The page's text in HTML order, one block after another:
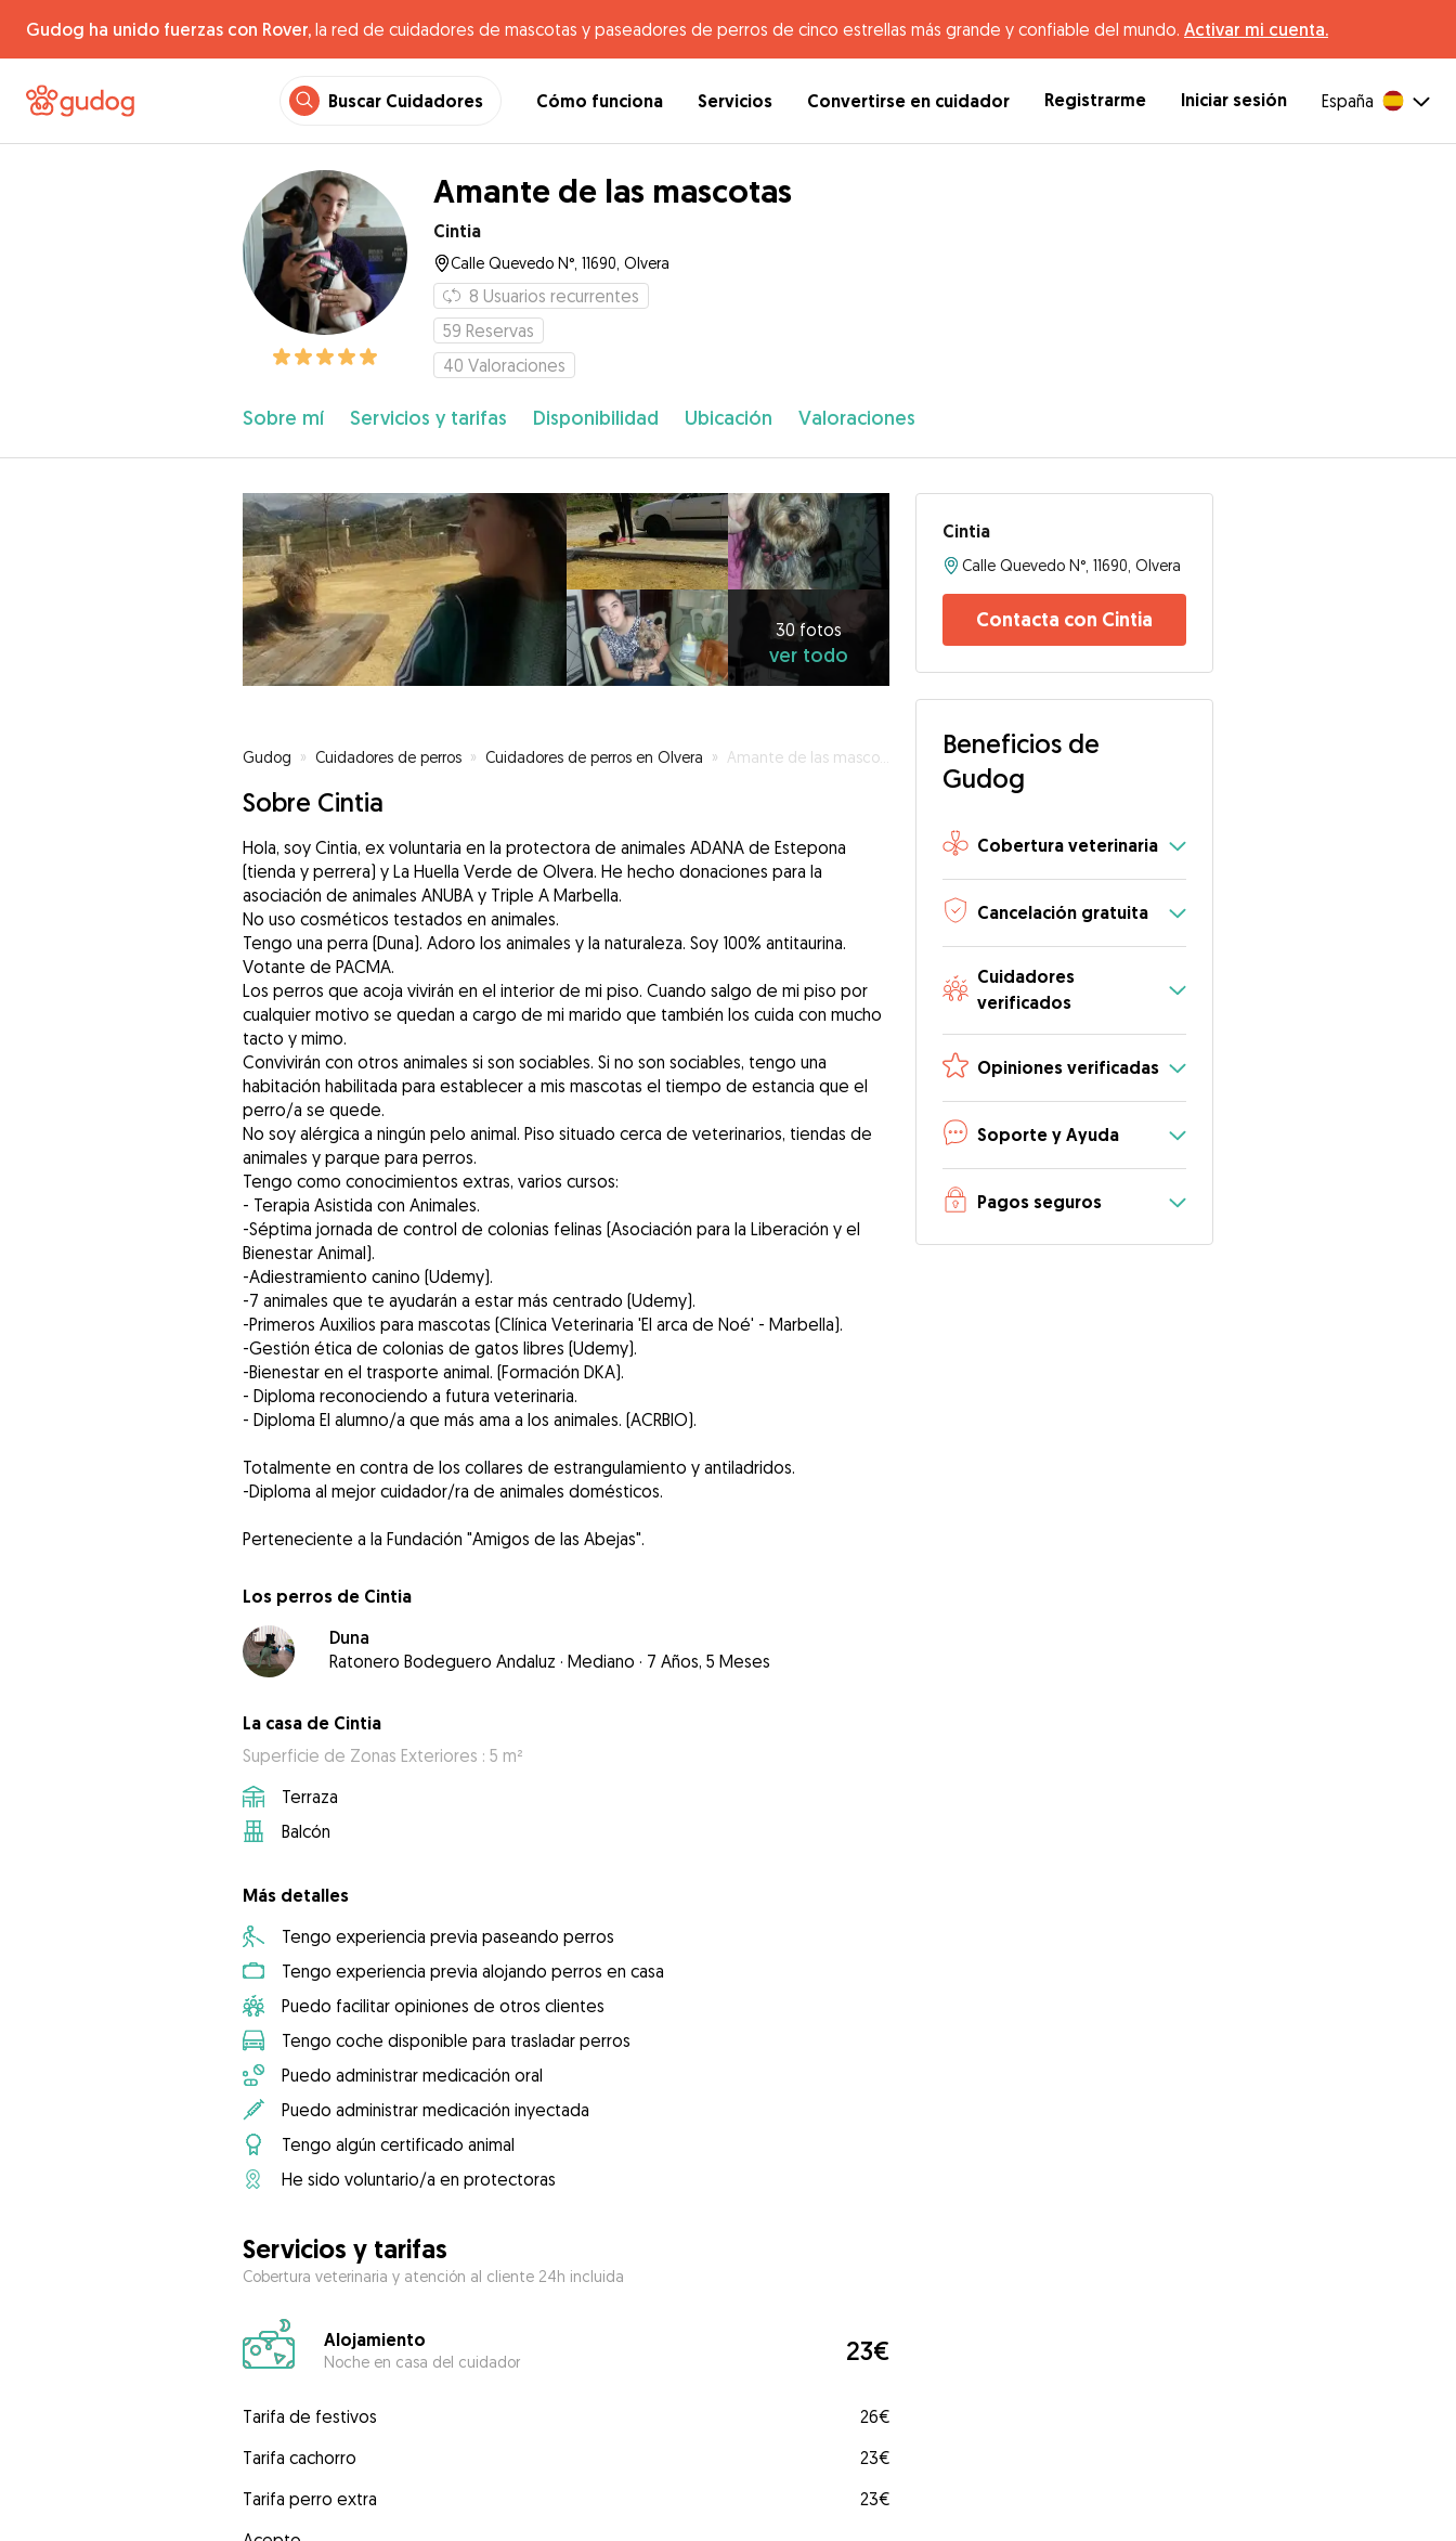
Gudog ha unido fuerzas con Rover, la red de cuidadores de mascotas y paseadores de perros de cinco estrellas más grande y confiable del mundo. Activar mi cuenta.
Buscar Cuidadores Cómo funciona Servicios Convertirse en cuidador Registrarme Iniciar sesión España
Amante de las mascotas
Cintia
Calle Quevedo N°, 11690, Olvera
8 Usuarios recurrentes
59 Reservas
40 Valoraciones
Sobre mí Servicios y tarifas Disponibilidad Ubicación Valoraciones
30 fotos
ver todo
Gudog » Cuidadores de perros » Cuidadores de perros en Olvera » Amante de las mascotas
Sobre Cintia
Hola, soy Cintia, ex voluntaria en la protectora de animales ADANA de Estepona
(tienda y perrera) y La Huella Verde de Olvera. He hecho donaciones para la
asociación de animales ANUBA y Triple A Marbella.
No uso cosméticos testados en animales.
Tengo una perra (Duna). Adoro los animales y la naturaleza. Soy 100% antitaurina.
Votante de PACMA.
Los perros que acoja vivirán en el interior de mi piso. Cuando salgo de mi piso por
cualquier motivo se quedan a cargo de mi marido que también los cuida con mucho
tacto y mimo.
Convivirán con otros animales si son sociables. Si no son sociables, tengo una
habitación habilitada para establecer a mis mascotas el tiempo de estancia que el
perro/a se quede.
No soy alérgica a ningún pelo animal. Piso situado cerca de veterinarios, tiendas de
animales y parque para perros.
Tengo como conocimientos extras, varios cursos:
- Terapia Asistida con Animales.
-Séptima jornada de control de colonias felinas (Asociación para la Liberación y el
Bienestar Animal).
-Adiestramiento canino (Udemy).
-7 animales que te ayudarán a estar más centrado (Udemy).
-Primeros Auxilios para mascotas (Clínica Veterinaria 'El arca de Noé' - Marbella).
-Gestión ética de colonias de gatos libres (Udemy).
-Bienestar en el trasporte animal. (Formación DKA).
- Diploma reconociendo a futura veterinaria.
- Diploma El alumno/a que más ama a los animales. (ACRBIO).
Totalmente en contra de los collares de estrangulamiento y antiladridos.
-Diploma al mejor cuidador/ra de animales domésticos.
Perteneciente a la Fundación "Amigos de las Abejas".
Los perros de Cintia
Duna
Ratonero Bodeguero Andaluz · Mediano · 7 Años, 5 Meses
La casa de Cintia
Superficie de Zonas Exteriores : 5 m²
Terraza
Balcón
Más detalles
Tengo experiencia previa paseando perros
Tengo experiencia previa alojando perros en casa
Puedo facilitar opiniones de otros clientes
Tengo coche disponible para trasladar perros
Puedo administrar medicación oral
Puedo administrar medicación inyectada
Tengo algún certificado animal
He sido voluntario/a en protectoras
Servicios y tarifas
Cobertura veterinaria y atención al cliente 24h incluida
Alojamiento
Noche en casa del cuidador 23€
Tarifa de festivos
26€
Tarifa cachorro
23€
Tarifa perro extra
23€
Cintia
Calle Quevedo N°, 11690, Olvera
Contacta con Cintia
Beneficios de
Gudog
Cobertura veterinaria
Cancelación gratuita
Cuidadores
verificados
Opiniones verificadas
Soporte y Ayuda
Pagos seguros